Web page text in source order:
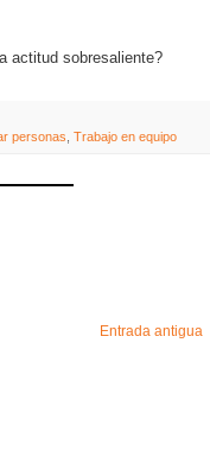
actitud sobresaliente?
personas Trabajo en equipo
Entrada antigua